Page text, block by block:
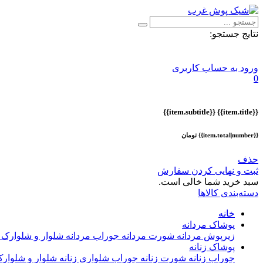
نتایج جستجو:
ورود به حساب کاربری
0
{{item.title}}
{{item.subtitle}}
{{item.total|number}} تومان
حذف
ثبت و نهایی کردن سفارش
سبد خرید شما خالی است.
دسته‌بندی کالاها
خانه
پوشاک مردانه
زیرپوش مردانه شورت مردانه جوراب مردانه شلوار و شلوارک
پوشاک زنانه
جوراب زنانه شورت زنانه جوراب شلواری زنانه شلوار و